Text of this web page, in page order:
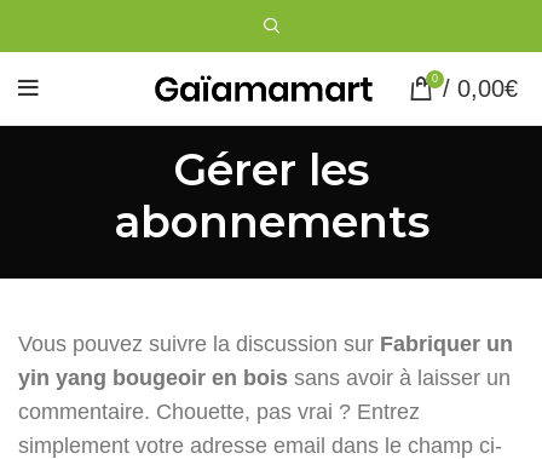
0 / 0,00€
Gérer les
abonnements
Vous pouvez suivre la discussion sur Fabriquer un
yin yang bougeoir en bois sans avoir à laisser un
commentaire. Chouette, pas vrai ? Entrez
simplement votre adresse email dans le champ ci-